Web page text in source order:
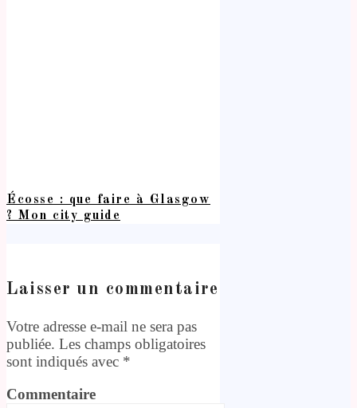
Écosse : que faire à Glasgow
? Mon city guide
Laisser un commentaire
Votre adresse e-mail ne sera pas
publiée. Les champs obligatoires
sont indiqués avec *
Commentaire